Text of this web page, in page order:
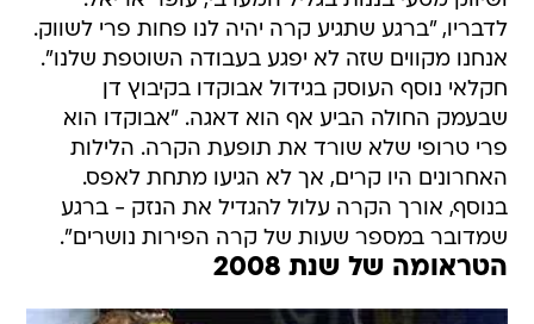
לדבריו, "ברגע שתגיע קרה יהיה לנו פחות פרי לשווק.
אנחנו מקווים שזה לא יפגע בעבודה השוטפת שלנו".
חקלאי נוסף העוסק בגידול אבוקדו בקיבוץ דן
שבעמק החולה הביע אף הוא דאגה. "אבוקדו הוא
פרי טרופי שלא שורד את תופעת הקרה. הלילות
האחרונים היו קרים, אך לא הגיעו מתחת לאפס.
בנוסף, אורך הקרה עלול להגדיל את הנזק - ברגע
שמדובר במספר שעות של קרה הפירות נושרים".
הטראומה של שנת 2008